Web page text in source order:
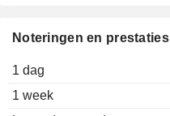
Noteringen en prestaties
1 dag
1 week